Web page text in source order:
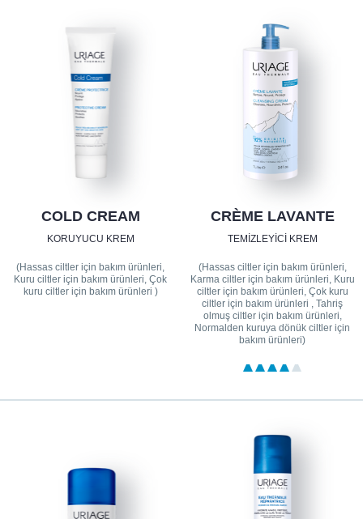
COLD CREAM
KORUYUCU KREM
(Hassas ciltler için bakım ürünleri,
Kuru ciltler için bakım ürünleri, Çok
kuru ciltler için bakım ürünleri )
CRÈME LAVANTE
TEMIZLEYICI KREM
(Hassas ciltler için bakım ürünleri,
Karma ciltler için bakım ürünleri, Kuru
ciltler için bakım ürünleri, Çok kuru
ciltler için bakım ürünleri , Tahriş
olmuş ciltler için bakım ürünleri,
Normalden kuruya dönük ciltler için
bakım ürünleri)